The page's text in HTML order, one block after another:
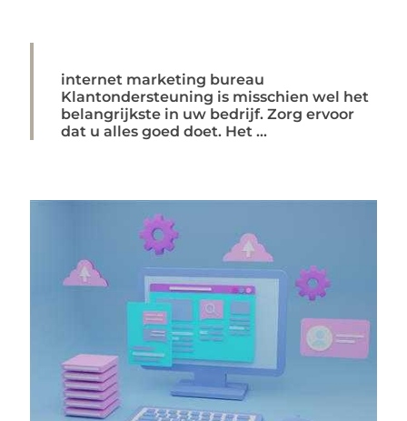
internet marketing bureau
Klantondersteuning is misschien wel het
belangrijkste in uw bedrijf. Zorg ervoor
dat u alles goed doet. Het ...